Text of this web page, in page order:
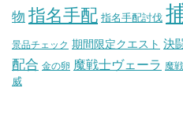
物 指名手配 指名手配討伐
景品チェック 期間限定クエスト 決
配合 金の卵 魔戦士ヴェーラ 魔
威